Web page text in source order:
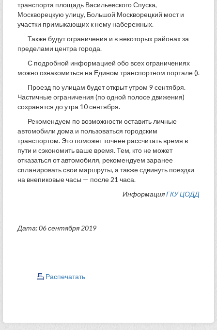
транспорта площадь Васильевского Спуска,
Москворецкую улицу, Большой Москворецкий мост и
участки примыкающих к нему набережных.
Также будут ограничения и в некоторых районах за
пределами центра города.
С подробной информацией обо всех ограничениях
можно ознакомиться на Едином транспортном портале ().
Проезд по улицам будет открыт утром 9 сентября.
Частичные ограничения (по одной полосе движения)
сохранятся до утра 10 сентября.
Рекомендуем по возможности оставить личные
автомобили дома и пользоваться городским
транспортом. Это поможет точнее рассчитать время в
пути и сэкономить ваше время. Тем, кто не может
отказаться от автомобиля, рекомендуем заранее
спланировать свои маршруты, а также сдвинуть поездки
на внепиковые часы — после 21 часа.
ИнформацияГКУ ЦОДД
Дата: 06 сентября 2019
Распечатать